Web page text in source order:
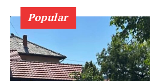
Popular